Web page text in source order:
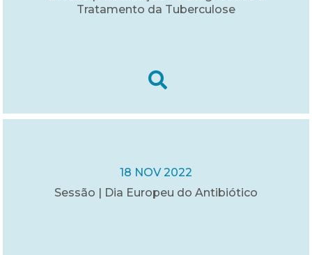
Tratamento da Tuberculose
18 NOV 2022
Sessão | Dia Europeu do Antibiótico